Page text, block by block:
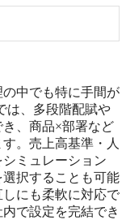
中でも特に手間が
は、多段階配賦や
、商品×部署など
。売上高基準・人
ミュレーション
択することも可能
にも柔軟に対応で
で設定を完結でき